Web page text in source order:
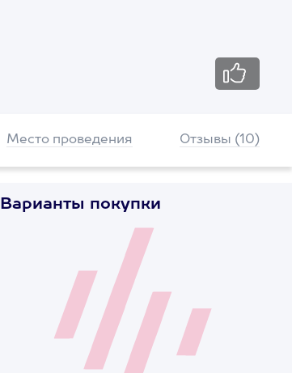
Место проведения Отзывы (10)
Варианты покупки